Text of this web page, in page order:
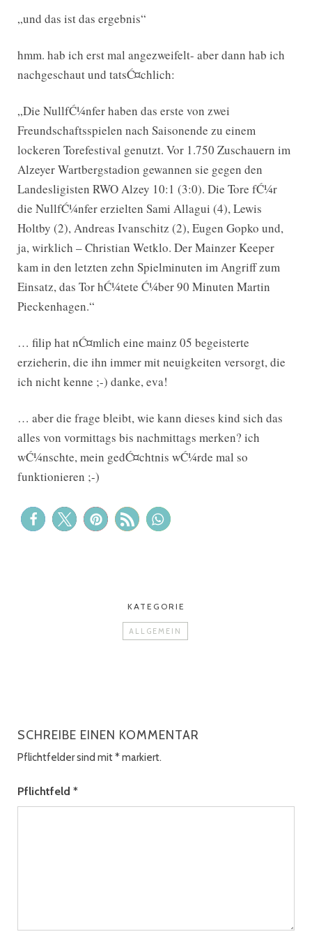
„und das ist das ergebnis“
hmm. hab ich erst mal angezweifelt- aber dann hab ich
nachgeschaut und tatsĆ¤chlich:
„Die NullfĆ¼nfer haben das erste von zwei
Freundschaftsspielen nach Saisonende zu einem
lockeren Torefestival genutzt. Vor 1.750 Zuschauern im
Alzeyer Wartbergstadion gewannen sie gegen den
Landesligisten RWO Alzey 10:1 (3:0). Die Tore fĆ¼r
die NullfĆ¼nfer erzielten Sami Allagui (4), Lewis
Holtby (2), Andreas Ivanschitz (2), Eugen Gopko und,
ja, wirklich – Christian Wetklo. Der Mainzer Keeper
kam in den letzten zehn Spielminuten im Angriff zum
Einsatz, das Tor hĆ¼tete Ć¼ber 90 Minuten Martin
Pieckenhagen.“
… filip hat nĆ¤mlich eine mainz 05 begeisterte
erzieherin, die ihn immer mit neuigkeiten versorgt, die
ich nicht kenne ;-) danke, eva!
… aber die frage bleibt, wie kann dieses kind sich das
alles von vormittags bis nachmittags merken? ich
wĆ¼nschte, mein gedĆ¤chtnis wĆ¼rde mal so
funktionieren ;-)
KATEGORIE
ALLGEMEIN
SCHREIBE EINEN KOMMENTAR
Pflichtfelder sind mit*markiert.
Pflichtfeld *